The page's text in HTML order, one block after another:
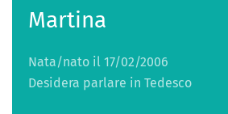
Martina
Nata/nato il 17/02/2006
Desidera parlare in Tedesco